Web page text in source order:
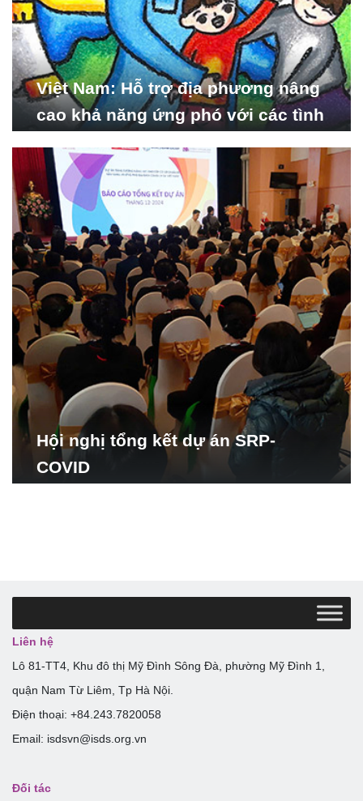
Việt Nam: Hỗ trợ địa phương nâng
cao khả năng ứng phó với các tình
Hội nghị tổng kết dự án SRP-
COVID
Liên hệ
Lô 81-TT4, Khu đô thị Mỹ Đình Sông Đà, phường Mỹ Đình 1,
quận Nam Từ Liêm, Tp Hà Nội.
Điện thoại: +84.243.7820058
Email: isdsvn@isds.org.vn
Đối tác